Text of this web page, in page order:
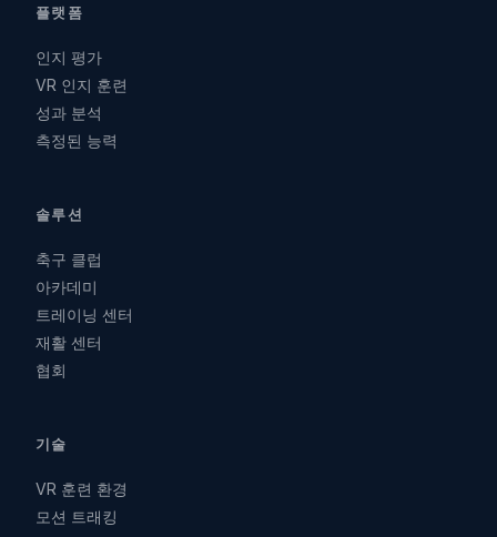
플랫폼
인지 평가
VR 인지 훈련
성과 분석
측정된 능력
솔루션
축구 클럽
아카데미
트레이닝 센터
재활 센터
협회
기술
VR 훈련 환경
모션 트래킹